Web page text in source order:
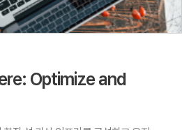
Optimize and